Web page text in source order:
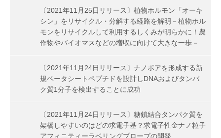
〔2021年11月25日リリース〕植物ホルモン「オーキ
シン」をリサイクル・分解する経路を解明－植物ホル
モンをリサイクルして利用するしくみが明らかに！農
作物やバイオマスなどの増収に向けて大きな一歩－
〔2021年11月24日リリース〕ナノポアを形成する新
規ベータシートペプチドを設計しDNAおよびタンパ
ク質1分子を検出することに成功
〔2021年11月24日リリース〕糖鎖結合タンパク質を
架橋しやすいのはどの求電子基？求電子性金ナノ粒子
アフィニティーラベリングプローブの開発